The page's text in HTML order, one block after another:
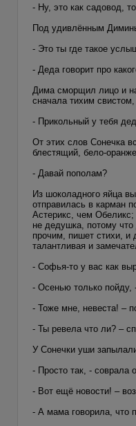
- Ну, это как садовод,
Под удивлённым
- Это ты где такое
- Деда говорит про
Дима сморщил лицо и
сначала тихим
- Прикольный у тебя
От этих слов Сонечка
блестящий, бело-
- Давай пополам?
Из шоколадного яйца
отправилась в карман
Астерикс, чем
не дедушка, потому
прочим, пишет стихи, и
талантливая и
- Софья-то у вас как
- Осенью только пойду,
- Тоже мне, невеста! –
- Ты ревела что ли? –
У Сонечки уши
- Просто так, - соврала
- Вот ещё новости! –
- А мама говорила, что